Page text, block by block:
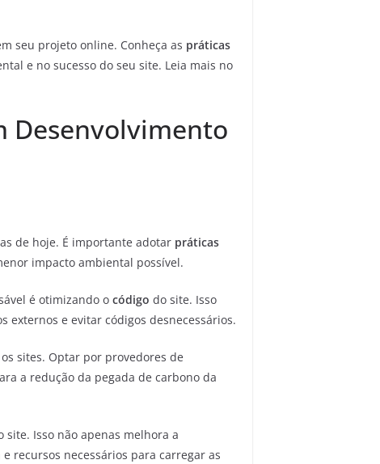
seu projeto online. Conheça as práticas
e no sucesso do seu site. Leia mais no
Desenvolvimento
de hoje. É importante adotar práticas
impacto ambiental possível.
é otimizando o código do site. Isso
e evitar códigos desnecessários.
sites. Optar por provedores de
a redução da pegada de carbono da
site. Isso não apenas melhora a
recursos necessários para carregar as